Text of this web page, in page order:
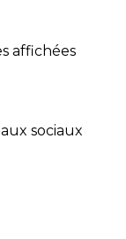
affichées
sociaux